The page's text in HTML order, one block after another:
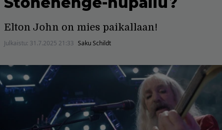
Elton John on mies paikallaan!
Julkaistu: 31.7.2025 21:33 Saku Schildt